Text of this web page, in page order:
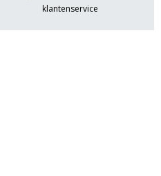
klantenservice